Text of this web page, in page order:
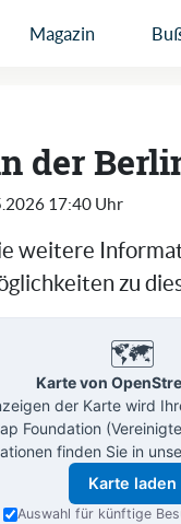
Magazin
der
17:40 Uhr
weitere
zu
🗺️
Karte von
der Karte wird
Foundation
finden Sie in
Karte laden
Auswahl für künftige